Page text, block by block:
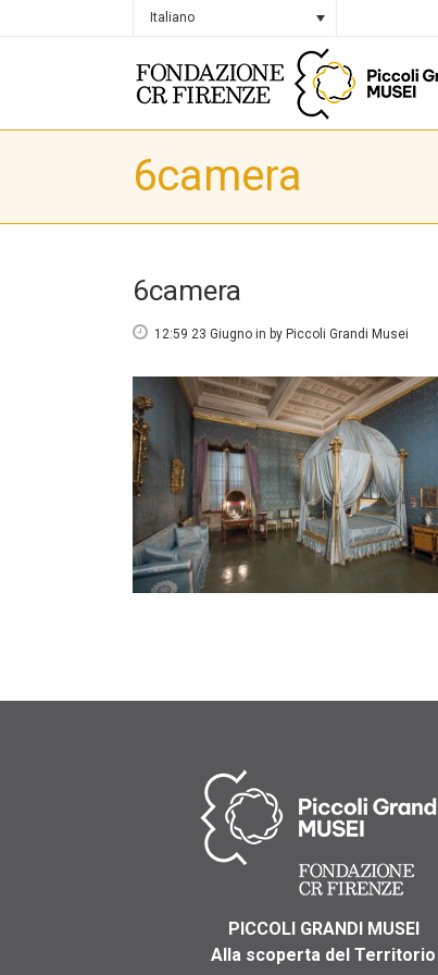
Italiano
6camera
6camera
12:59 23 Giugno in by Piccoli Grandi Musei
PICCOLI GRANDI MUSEI
Alla scoperta del Territorio